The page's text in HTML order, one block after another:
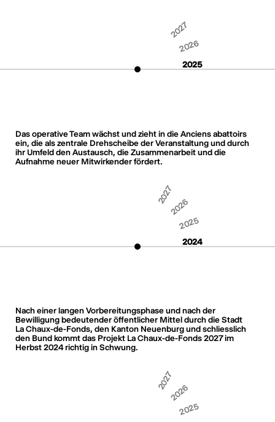
2027
2026
2025
Das operative Team wächst und zieht in die Anciens abattoirs
ein, die als zentrale Drehscheibe der Veranstaltung und durch
ihr Umfeld den Austausch, die Zusammenarbeit und die
Aufnahme neuer Mitwirkender fördert.
2027
2026
2025
2024
Nach einer langen Vorbereitungsphase und nach der
Bewilligung bedeutender öffentlicher Mittel durch die Stadt
La Chaux-de-Fonds, den Kanton Neuenburg und schliesslich
den Bund kommt das Projekt La Chaux-de-Fonds 2027 im
Herbst 2024 richtig in Schwung.
2027
2026
2025